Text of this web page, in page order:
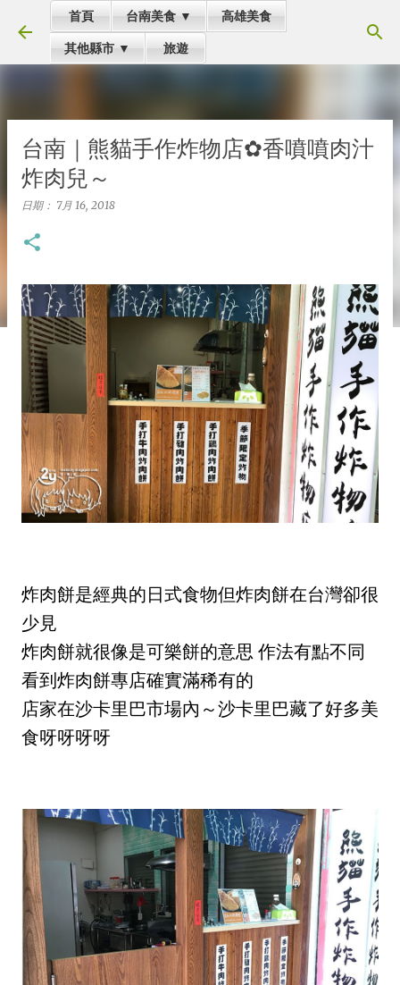
跳到主要內容
首頁 台南美食 ▼ 高雄美食
其他縣市 ▼ 旅遊
台南｜熊貓手作炸物店✿香噴噴肉汁
炸肉兒～
日期： 7月 16, 2018
炸肉餅是經典的日式食物但炸肉餅在台灣卻很
少見
炸肉餅就很像是可樂餅的意思 作法有點不同
看到炸肉餅專店確實滿稀有的
店家在沙卡里巴市場內～沙卡里巴藏了好多美
食呀呀呀呀